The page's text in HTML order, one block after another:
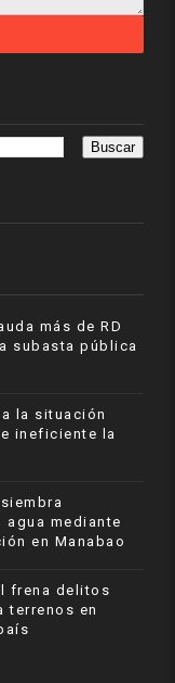
más de RD
subasta pública
la situación
ineficiente la
agua mediante
en Manabao
frena delitos
terrenos en